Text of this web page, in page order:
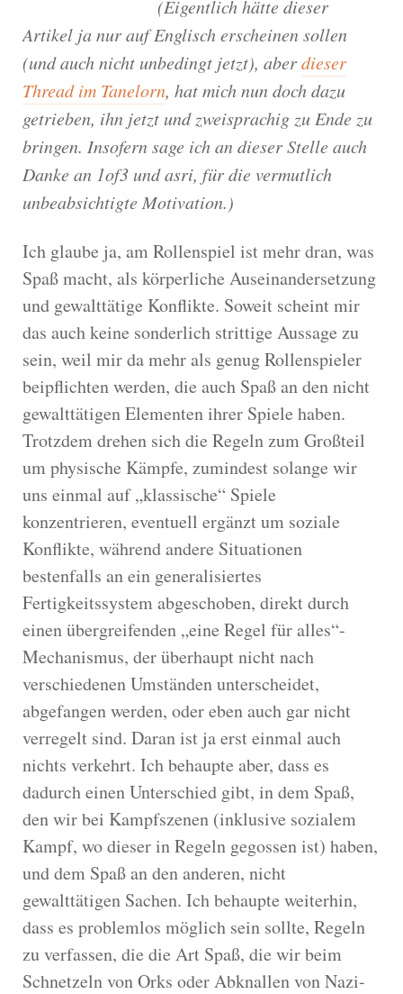
(Eigentlich hätte dieser
Artikel ja nur auf Englisch erscheinen sollen
(und auch nicht unbedingt jetzt), aberdieser
Thread im Tanelorn, hat mich nun doch dazu
getrieben, ihn jetzt und zweisprachig zu Ende zu
bringen. Insofern sage ich an dieser Stelle auch
Danke an 1of3 und asri, für die vermutlich
unbeabsichtigte Motivation.)
Ich glaube ja, am Rollenspiel ist mehr dran, was
Spaß macht, als körperliche Auseinandersetzung
und gewalttätige Konflikte. Soweit scheint mir
das auch keine sonderlich strittige Aussage zu
sein, weil mir da mehr als genug Rollenspieler
beipflichten werden, die auch Spaß an den nicht
gewalttätigen Elementen ihrer Spiele haben.
Trotzdem drehen sich die Regeln zum Großteil
um physische Kämpfe, zumindest solange wir
uns einmal auf „klassische“ Spiele
konzentrieren, eventuell ergänzt um soziale
Konflikte, während andere Situationen
bestenfalls an ein generalisiertes
Fertigkeitssystem abgeschoben, direkt durch
einen übergreifenden „eine Regel für alles“-
Mechanismus, der überhaupt nicht nach
verschiedenen Umständen unterscheidet,
abgefangen werden, oder eben auch gar nicht
verregelt sind. Daran ist ja erst einmal auch
nichts verkehrt. Ich behaupte aber, dass es
dadurch einen Unterschied gibt, in dem Spaß,
den wir bei Kampfszenen (inklusive sozialem
Kampf, wo dieser in Regeln gegossen ist) haben,
und dem Spaß an den anderen, nicht
gewalttätigen Sachen. Ich behaupte weiterhin,
dass es problemlos möglich sein sollte, Regeln
zu verfassen, die die Art Spaß, die wir beim
Schnetzeln von Orks oder Abknallen von Nazi-